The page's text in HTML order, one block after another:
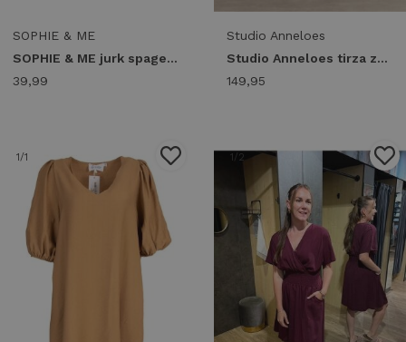
SOPHIE & ME
SOPHIE & ME jurk spagetti Zomerjurkjes geel
39,99
Studio Anneloes
Studio Anneloes tirza zebra tape dress 14436 Jurk 9017 black/ecru
149,95
1/1 /2